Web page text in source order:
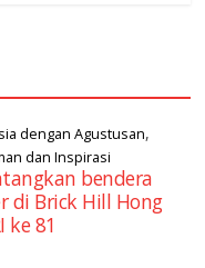
dengan Agustusan,
dan Inspirasi
bendera
di Brick Hill Hong
ke 81